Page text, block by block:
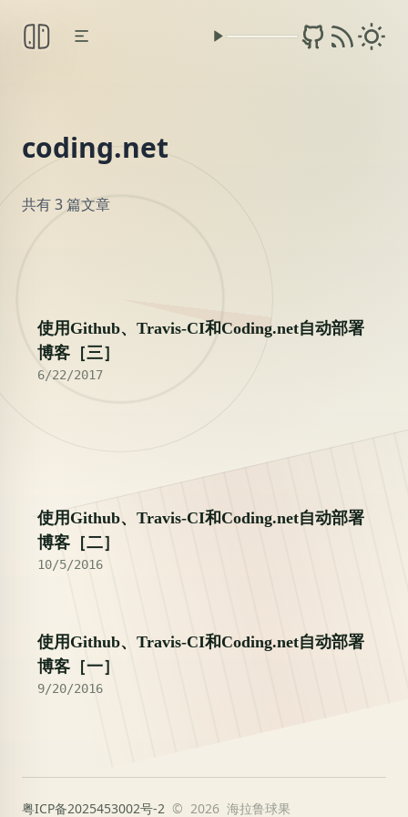
coding.net
共有 3 篇文章
2017
使用Github、Travis-CI和Coding.net自动部署
博客［三］
6/22/2017
2016
使用Github、Travis-CI和Coding.net自动部署
博客［二］
10/5/2016
使用Github、Travis-CI和Coding.net自动部署
博客［一］
9/20/2016
粤ICP备2025453002号-2 © 2026 海拉鲁球果